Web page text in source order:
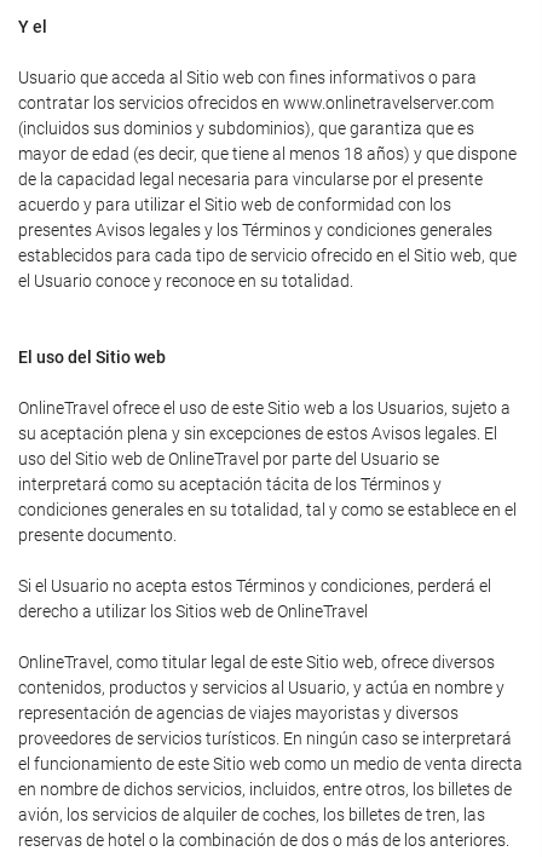
Y el
Usuario que acceda al Sitio web con fines informativos o para
contratar los servicios ofrecidos en www.onlinetravelserver.com
(incluidos sus dominios y subdominios), que garantiza que es
mayor de edad (es decir, que tiene al menos 18 años) y que dispone
de la capacidad legal necesaria para vincularse por el presente
acuerdo y para utilizar el Sitio web de conformidad con los
presentes Avisos legales y los Términos y condiciones generales
establecidos para cada tipo de servicio ofrecido en el Sitio web, que
el Usuario conoce y reconoce en su totalidad.
El uso del Sitio web
OnlineTravel ofrece el uso de este Sitio web a los Usuarios, sujeto a
su aceptación plena y sin excepciones de estos Avisos legales. El
uso del Sitio web de OnlineTravel por parte del Usuario se
interpretará como su aceptación tácita de los Términos y
condiciones generales en su totalidad, tal y como se establece en el
presente documento.
Si el Usuario no acepta estos Términos y condiciones, perderá el
derecho a utilizar los Sitios web de OnlineTravel
OnlineTravel, como titular legal de este Sitio web, ofrece diversos
contenidos, productos y servicios al Usuario, y actúa en nombre y
representación de agencias de viajes mayoristas y diversos
proveedores de servicios turísticos. En ningún caso se interpretará
el funcionamiento de este Sitio web como un medio de venta directa
en nombre de dichos servicios, incluidos, entre otros, los billetes de
avión, los servicios de alquiler de coches, los billetes de tren, las
reservas de hotel o la combinación de dos o más de los anteriores.